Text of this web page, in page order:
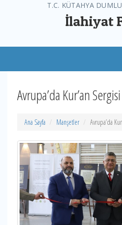
T.C. KÜTAHYA
İlahiyat
Avrupa’da Kur’an Sergisi
Ana Sayfa Manşetler Avrupa’da